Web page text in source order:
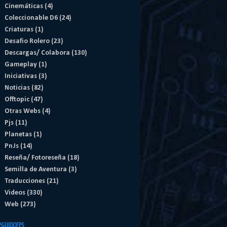
Cinemáticas (4)
Coleccionable D6 (24)
Criaturas (1)
Desafio Rolero (23)
Descargas/ Colabora (130)
Gameplay (1)
Iniciativas (3)
Noticias (82)
Offtopic (47)
Otras Webs (4)
Pjs (11)
Planetas (1)
PnJs (14)
Reseña/ Fotoreseña (18)
Semilla de Aventura (3)
Traducciones (21)
Videos (330)
Web (273)